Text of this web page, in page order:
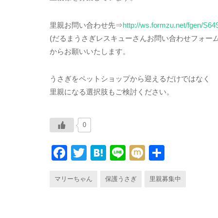
里親お問い合わせ先⇒http://ws.formzu.net/fgen/
(だるまうさぎレスキューさんお問い合わせフォー
からお願いいたします。
うさぎをペットショップから迎えるだけではなく
里親になる選択肢もご検討ください。
0
F
c
T
tt
H
e
Li
e
M
マリーちゃん 保護うさぎ 里親募集中